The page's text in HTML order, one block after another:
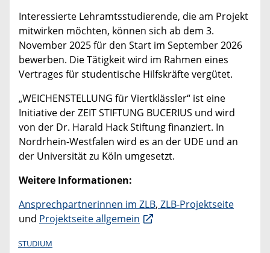
Interessierte Lehramtsstudierende, die am Projekt
mitwirken möchten, können sich ab dem 3.
November 2025 für den Start im September 2026
bewerben. Die Tätigkeit wird im Rahmen eines
Vertrages für studentische Hilfskräfte vergütet.
„WEICHENSTELLUNG für Viertklässler“ ist eine
Initiative der ZEIT STIFTUNG BUCERIUS und wird
von der Dr. Harald Hack Stiftung finanziert. In
Nordrhein-Westfalen wird es an der UDE und an
der Universität zu Köln umgesetzt.
Weitere Informationen:
Ansprechpartnerinnen im ZLB, ZLB-Projektseite
und Projektseite allgemein
STUDIUM